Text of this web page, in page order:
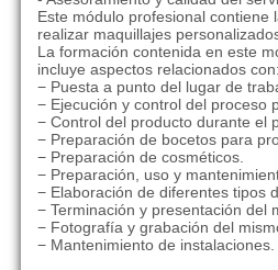
Este módulo profesional
realizar maquillajes
La formación contenida en este
incluye aspectos relacionados con:
− Puesta a punto del lugar de
− Ejecución y control del proceso
− Control del producto durante el
− Preparación de bocetos para
− Preparación de cosméticos.
− Preparación, uso y
− Elaboración de diferentes tipos
− Terminación y presentación del
− Fotografía y grabación del
− Mantenimiento de instalaciones.